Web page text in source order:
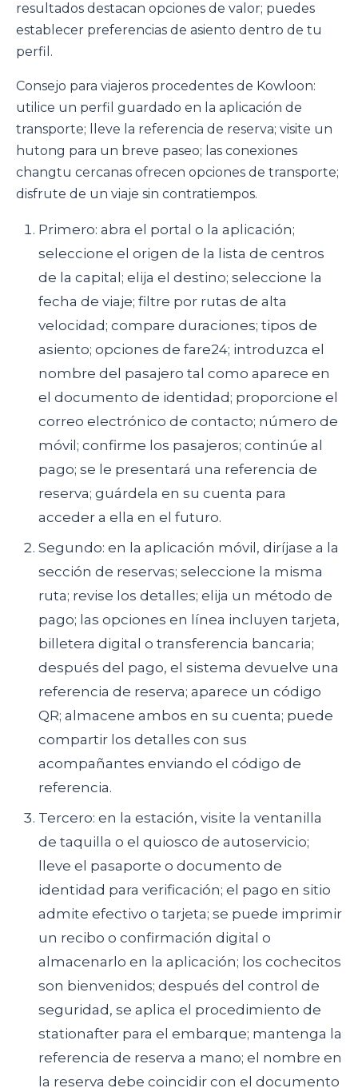
resultados destacan opciones de valor; puedes
establecer preferencias de asiento dentro de tu
perfil.
Consejo para viajeros procedentes de Kowloon:
utilice un perfil guardado en la aplicación de
transporte; lleve la referencia de reserva; visite un
hutong para un breve paseo; las conexiones
changtu cercanas ofrecen opciones de transporte;
disfrute de un viaje sin contratiempos.
Primero: abra el portal o la aplicación;
seleccione el origen de la lista de centros
de la capital; elija el destino; seleccione la
fecha de viaje; filtre por rutas de alta
velocidad; compare duraciones; tipos de
asiento; opciones de fare24; introduzca el
nombre del pasajero tal como aparece en
el documento de identidad; proporcione el
correo electrónico de contacto; número de
móvil; confirme los pasajeros; continúe al
pago; se le presentará una referencia de
reserva; guárdela en su cuenta para
acceder a ella en el futuro.
Segundo: en la aplicación móvil, diríjase a la
sección de reservas; seleccione la misma
ruta; revise los detalles; elija un método de
pago; las opciones en línea incluyen tarjeta,
billetera digital o transferencia bancaria;
después del pago, el sistema devuelve una
referencia de reserva; aparece un código
QR; almacene ambos en su cuenta; puede
compartir los detalles con sus
acompañantes enviando el código de
referencia.
Tercero: en la estación, visite la ventanilla
de taquilla o el quiosco de autoservicio;
lleve el pasaporte o documento de
identidad para verificación; el pago en sitio
admite efectivo o tarjeta; se puede imprimir
un recibo o confirmación digital o
almacenarlo en la aplicación; los cochecitos
son bienvenidos; después del control de
seguridad, se aplica el procedimiento de
stationafter para el embarque; mantenga la
referencia de reserva a mano; el nombre en
la reserva debe coincidir con el documento